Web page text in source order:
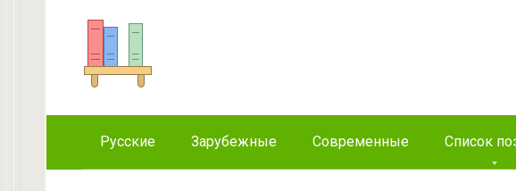
Русские Зарубежные Современные Список